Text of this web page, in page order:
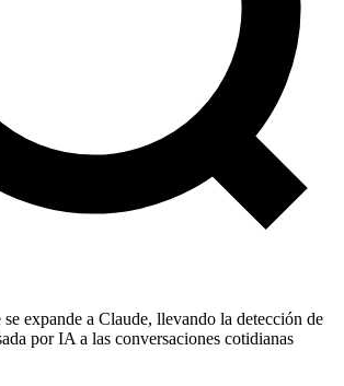
expande a Claude, llevando la detección de
por IA a las conversaciones cotidianas